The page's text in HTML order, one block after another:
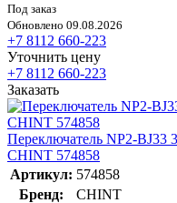
Под заказ
Обновлено 09.08.2026
+7 8112 660-223
Уточнить цену
+7 8112 660-223
Заказать
Переключатель NP2-
CHINT 574858
Артикул: 574858
Бренд:
CHINT